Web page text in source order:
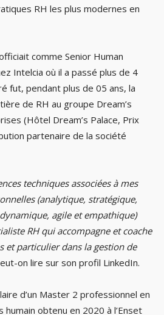
RH les plus modernes en
comme Senior Human
Intelcia où il a passé plus de 4
fut, pendant plus de 05 ans, la
de RH au groupe Dream’s
(Hôtel Dream’s Palace, Prix
partenaire de la société
techniques associées à mes
(analytique, stratégique,
agile et empathique)
RH qui accompagne et coache
et particulier dans la gestion de
on lire sur son profil LinkedIn.
d’un Master 2 professionnel en
obtenu en 2020 à l’Enset